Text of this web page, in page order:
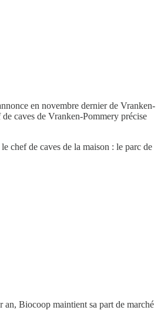
en novembre dernier de Vranken-
caves de Vranken-Pommery précise
chef de caves de la maison : le parc de
an, Biocoop maintient sa part de marché